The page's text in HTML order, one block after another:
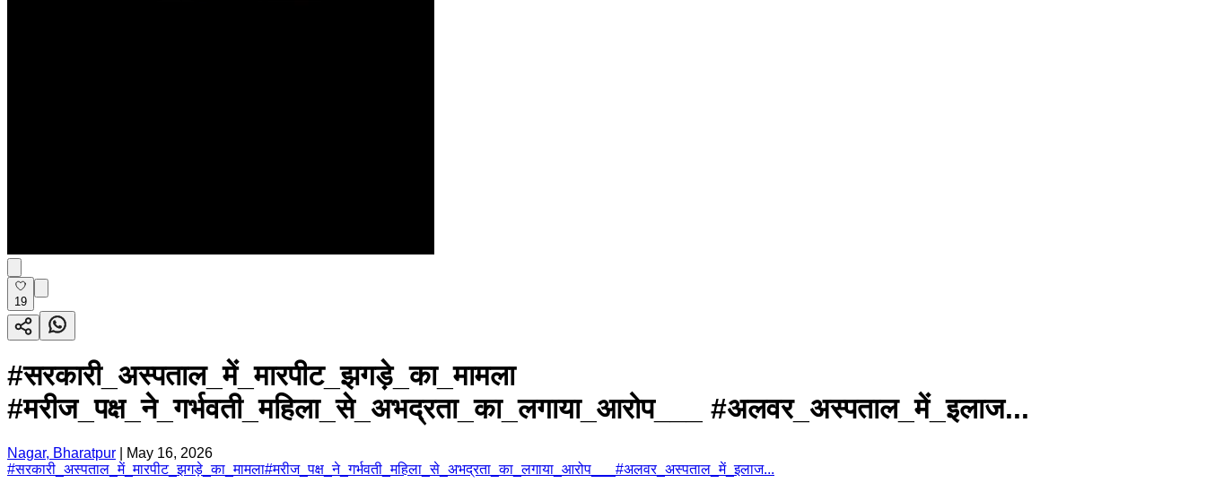
19
#सरकारी_अस्पताल_में_मारपीट_झगड़े_का_मामला
#मरीज_पक्ष_ने_गर्भवती_महिला_से_अभद्रता_का_लगाया_आरोप___ #अलवर_अस्पताल_में_इलाज...
Nagar, Bharatpur
May 16, 2026
#सरकारी_अस्पताल_में_मारपीट_झगड़े_का_मामला#मरीज_पक्ष_ने_गर्भवती_महिला_से_अभद्रता_का_लगाया_आरोप___ #अलवर_अस्पताल_में_इलाज...